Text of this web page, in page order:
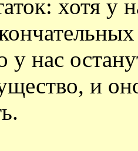
хотя у
у нас
и